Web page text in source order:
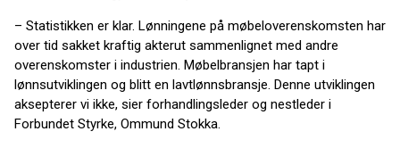
– Statistikken er klar. Lønningene på møbeloverenskomsten har
over tid sakket kraftig akterut sammenlignet med andre
overenskomster i industrien. Møbelbransjen har tapt i
lønnsutviklingen og blitt en lavtlønnsbransje. Denne utviklingen
aksepterer vi ikke, sier forhandlingsleder og nestleder i
Forbundet Styrke, Ommund Stokka.